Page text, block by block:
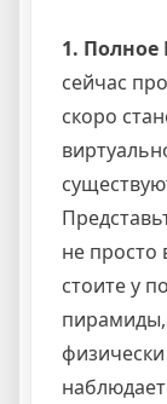
1. Полное
сейчас
скоро
не просто
стоите у